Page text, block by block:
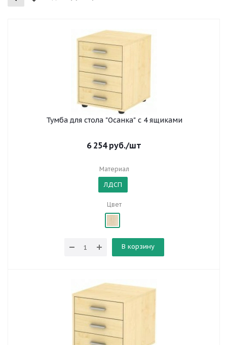
Тумба для стола "Осанка" с 4 ящиками
6 254руб./шт
Материал
ЛДСП
Цвет
В корзину